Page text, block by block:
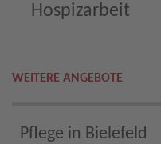
Hospizarbeit
WEITERE ANGEBOTE
Pflege in Bielefeld